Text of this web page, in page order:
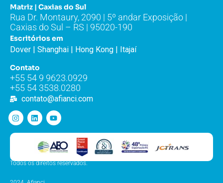
Matriz | Caxias do Sul
Rua Dr. Montaury, 2090 | 5º andar Exposição |
Caxias do Sul – RS | 95020-190
Escritórios em
Dover | Shanghai | Hong Kong | Itajaí
Contato
+55 54 9 9623.0929
+55 54 3538.0280
contato@afianci.com
Todos os direitos reservados.